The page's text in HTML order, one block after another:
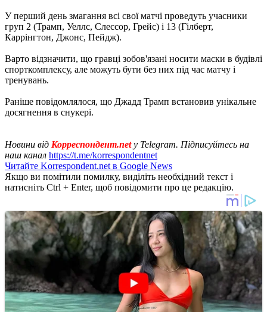
У перший день змагання всі свої матчі проведуть учасники
груп 2 (Трамп, Уеллс, Слессор, Грейс) і 13 (Гілберт,
Каррінгтон, Джонс, Пейдж).
Варто відзначити, що гравці зобов'язані носити маски в будівлі
спорткомплексу, але можуть бути без них під час матчу і
тренувань.
Раніше повідомлялося, що Джадд Трамп встановив унікальне
досягнення в снукері.
Новини від Корреспондент.net у Telegram. Підписуйтесь на
наш канал https://t.me/korrespondentnet
Читайте Korrespondent.net в Google News
Якщо ви помітили помилку, виділіть необхідний текст і
натисніть Ctrl + Enter, щоб повідомити про це редакцію.